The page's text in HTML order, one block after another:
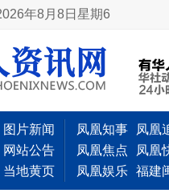
年8月8日星期6
图片新闻
网站公告
当地黄页
凤凰知事 凤凰
凤凰焦点
凤凰
凤凰娱乐 福建